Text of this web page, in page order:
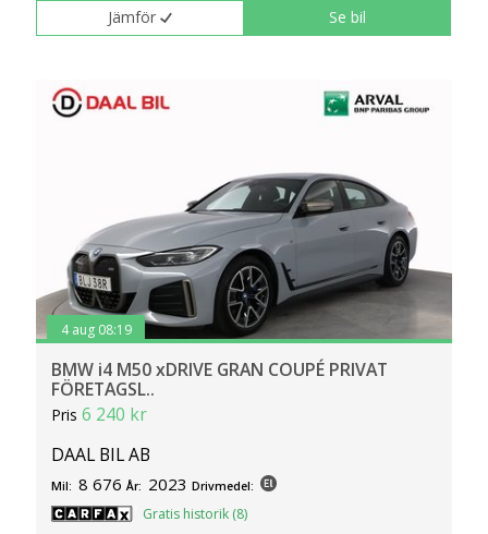
Jämför Se bil
4 aug 08:19
BMW i4 M50 xDRIVE GRAN COUPÉ PRIVAT
FÖRETAGSL..
Pris6 240 kr
DAAL BIL AB
Mil: 8 676 År: 2023 Drivmedel:
Gratis historik (8)